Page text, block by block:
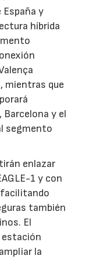
y
híbrida
mientras que
y el
segmento
enlazar
1 y con
también
El
estación
la